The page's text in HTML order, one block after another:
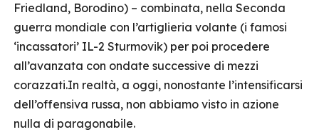
Friedland, Borodino) – combinata, nella Seconda
guerra mondiale con l’artiglieria volante (i famosi
‘incassatori’ IL-2 Sturmovik) per poi procedere
all’avanzata con ondate successive di mezzi
corazzati.In realtà, a oggi, nonostante l’intensificarsi
dell’offensiva russa, non abbiamo visto in azione
nulla di paragonabile.